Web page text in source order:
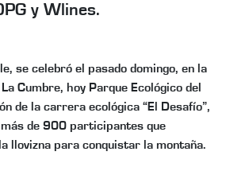
y Wlines.
se celebró el pasado domingo, en la
Cumbre, hoy Parque Ecológico del
de la carrera ecológica “El Desafío”,
más de 900 participantes que
llovizna para conquistar la montaña.